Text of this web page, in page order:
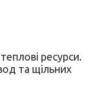
ресурси.
та щільних